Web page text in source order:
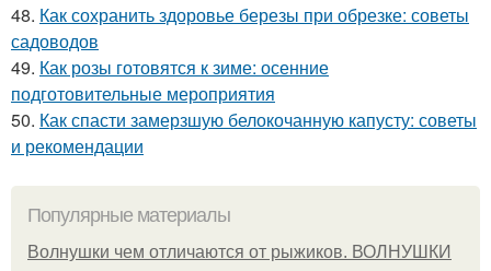
48. Как сохранить здоровье березы при обрезке: советы
садоводов
49. Как розы готовятся к зиме: осенние
подготовительные мероприятия
50. Как спасти замерзшую белокочанную капусту: советы
и рекомендации
Популярные материалы
Волнушки чем отличаются от рыжиков. ВОЛНУШКИ